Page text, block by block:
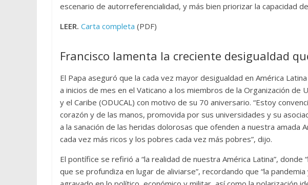
escenario de autorreferencialidad, y más bien priorizar la capacidad
LEER. Carta completa (PDF)
Francisco lamenta la creciente desigualdad
El Papa aseguró que la cada vez mayor desigualdad en América
a inicios de mes en el Vaticano a los miembros de la Organización de
y el Caribe (ODUCAL) con motivo de su 70 aniversario. “Estoy
corazón y de las manos, promovida por sus universidades y su
a la sanación de las heridas dolorosas que ofenden a nuestra amada
cada vez más ricos y los pobres cada vez más pobres”, dijo.
El pontífice se refirió a “la realidad de nuestra América Latina”, donde
que se profundiza en lugar de aliviarse”, recordando que “la